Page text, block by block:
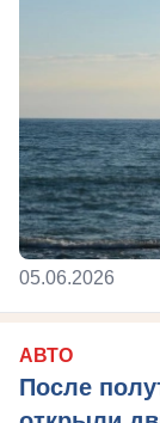
05.06.2026
АВТО
После